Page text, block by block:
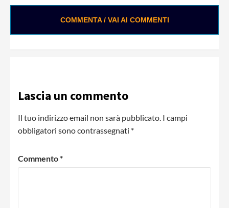
COMMENTA / VAI AI COMMENTI
Lascia un commento
Il tuo indirizzo email non sarà pubblicato. I campi
obbligatori sono contrassegnati *
Commento*